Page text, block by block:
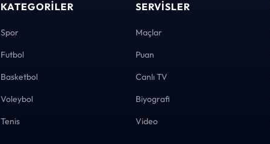
KATEGORILER
Spor
Futbol
Basketbol
Voleybol
Tenis
SERVISLER
Maçlar
Puan
Canlı TV
Biyografi
Video